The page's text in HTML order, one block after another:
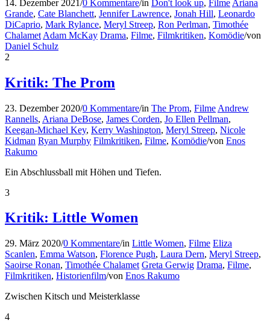
14. Dezember 2021/0 Kommentare/in Don't look up, Filme Ariana
Grande, Cate Blanchett, Jennifer Lawrence, Jonah Hill, Leonardo
DiCaprio, Mark Rylance, Meryl Streep, Ron Perlman, Timothée
Chalamet Adam McKay Drama, Filme, Filmkritiken, Komödie/von
Daniel Schulz
2
Kritik: The Prom
23. Dezember 2020/0 Kommentare/in The Prom, Filme Andrew
Rannells, Ariana DeBose, James Corden, Jo Ellen Pellman,
Keegan-Michael Key, Kerry Washington, Meryl Streep, Nicole
Kidman Ryan Murphy Filmkritiken, Filme, Komödie/von Enos
Rakumo
Ein Abschlussball mit Höhen und Tiefen.
3
Kritik: Little Women
29. März 2020/0 Kommentare/in Little Women, Filme Eliza
Scanlen, Emma Watson, Florence Pugh, Laura Dern, Meryl Streep,
Saoirse Ronan, Timothée Chalamet Greta Gerwig Drama, Filme,
Filmkritiken, Historienfilm/von Enos Rakumo
Zwischen Kitsch und Meisterklasse
4